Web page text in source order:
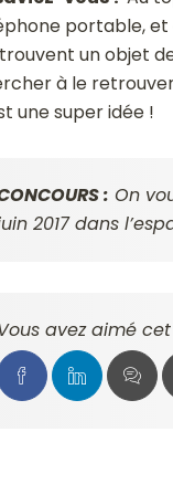
portable, et
un objet
à le
une super idée !
: On
2017 dans
avez aimé